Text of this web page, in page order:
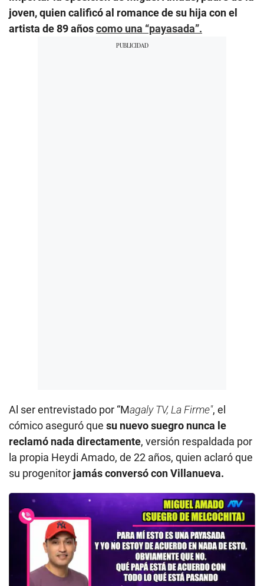
joven, quien calificó al romance de su hija con el
artista de 89 añoscomo una “payasada”.
Al ser entrevistado por “Magaly TV, La Firme", el
cómico aseguró que su nuevo suegro nunca le
reclamó nada directamente, versión respaldada por
la propia Heydi Amado, de 22 años, quien aclaró que
su progenitor jamás conversó con Villanueva.